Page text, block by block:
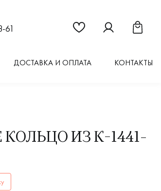
61 Ссылка на страницу
Ссылка наСсылка
ДОСТАВКА И ОПЛАТА КОНТАКТЫ
ИЗ К-1441-
в Иркутске. ✔️ Высокое